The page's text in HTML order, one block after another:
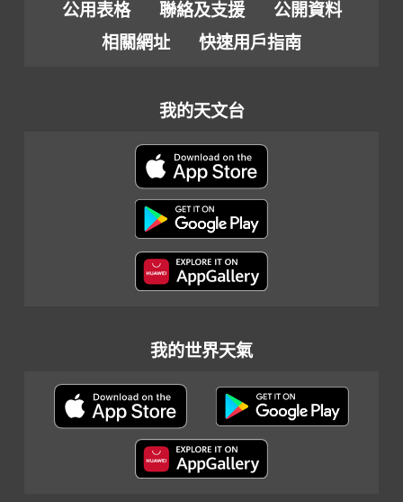
公用表格 聯絡及支援
公開資料
相關網址
快速用戶指南
我的天文台
我的世界天氣